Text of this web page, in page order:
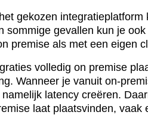
gekozen
sommige gevallen kun je
premise als met een eigen
volledig on premise
Wanneer je vanuit on-
latency creëren.
laat plaatsvinden,